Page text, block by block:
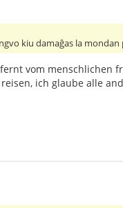
kiu damaĝas la mondan
vom menschlichen
ich glaube alle